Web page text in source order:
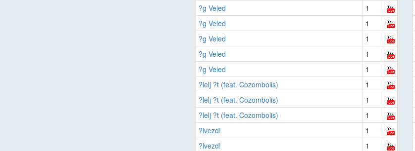
?g Veled
1
?g Veled
1
?g Veled
1
?g Veled
1
?g Veled
1
?lelj ?t (feat. Cozombolis)
1
?lelj ?t (feat. Cozombolis)
1
?lelj ?t (feat. Cozombolis)
1
?lvezd!
1
?lvezd!
1